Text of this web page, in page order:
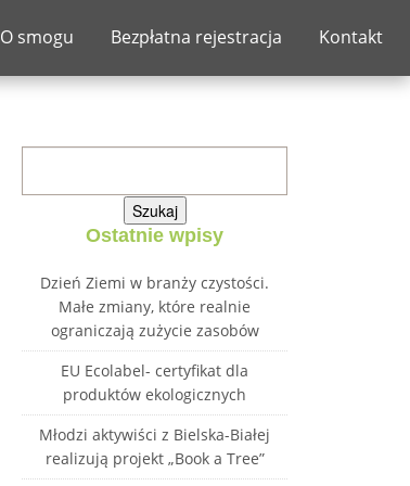
O smogu Bezpłatna rejestracja Kontakt
Ostatnie wpisy
Dzień Ziemi w branży czystości.
Małe zmiany, które realnie
ograniczają zużycie zasobów
EU Ecolabel- certyfikat dla
produktów ekologicznych
Młodzi aktywiści z Bielska-Białej
realizują projekt „Book a Tree”